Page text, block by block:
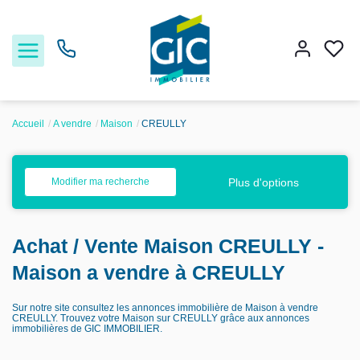
Acheter
Louer
Estimer
Accueil A vendre Maison CREULLY
Modifier ma recherche Plus d'options
Achat / Vente Maison CREULLY -
Maison a vendre à CREULLY
Sur notre site consultez les annonces immobilière de Maison à vendre
CREULLY. Trouvez votre Maison sur CREULLY grâce aux annonces
immobilières de GIC IMMOBILIER.